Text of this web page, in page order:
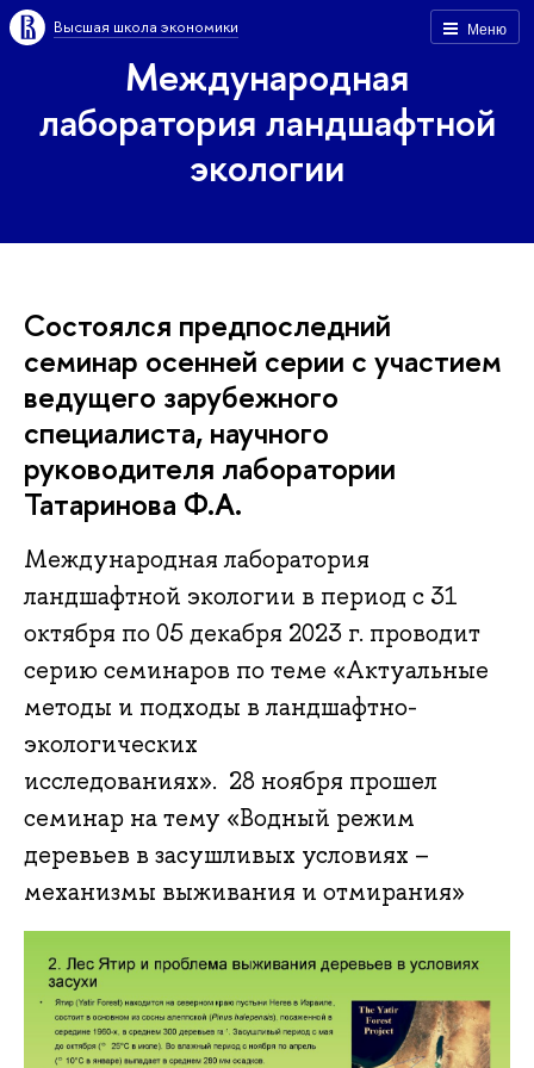
Меню
Высшая школа экономики
Международная
лаборатория ландшафтной
экологии
Состоялся предпоследний
семинар осенней серии с участием
ведущего зарубежного
специалиста, научного
руководителя лаборатории
Татаринова Ф.А.
Международная лаборатория
ландшафтной экологии в период с 31
октября по 05 декабря 2023 г. проводит
серию семинаров по теме «Актуальные
методы и подходы в ландшафтно-
экологических
исследованиях». 28 ноября прошел
семинар на тему «Водный режим
деревьев в засушливых условиях –
механизмы выживания и отмирания»